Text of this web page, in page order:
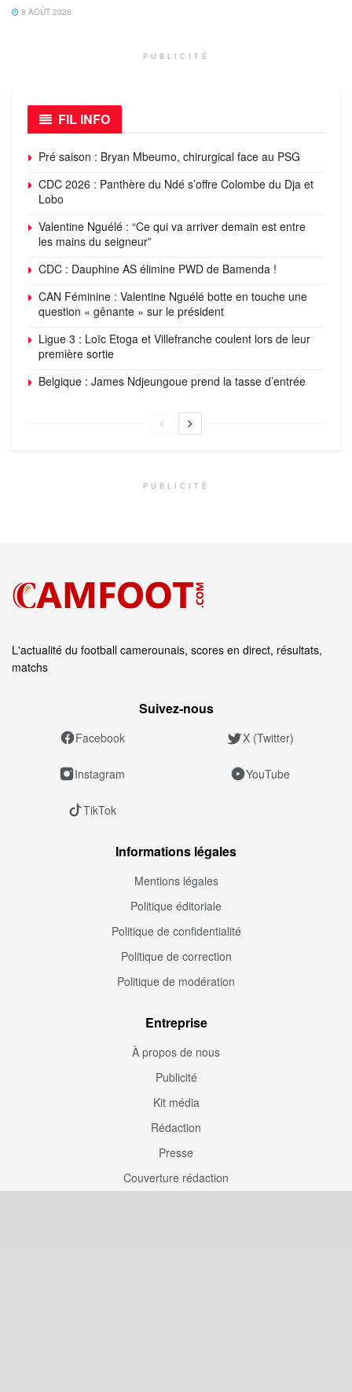
8 AOÛT 2026
PUBLICITÉ
FIL INFO
Pré saison : Bryan Mbeumo, chirurgical face au PSG
CDC 2026 : Panthère du Ndé s’offre Colombe du Dja et
Lobo
Valentine Nguélé : “Ce qui va arriver demain est entre
les mains du seigneur”
CDC : Dauphine AS élimine PWD de Bamenda !
CAN Féminine : Valentine Nguélé botte en touche une
question « gênante » sur le président
Ligue 3 : Loïc Etoga et Villefranche coulent lors de leur
première sortie
Belgique : James Ndjeungoue prend la tasse d’entrée
PUBLICITÉ
L'actualité du football camerounais, scores en direct, résultats,
matchs
Suivez‑nous
Facebook X (Twitter)
Instagram YouTube
TikTok
Informations légales
Mentions légales
Politique éditoriale
Politique de confidentialité
Politique de correction
Politique de modération
Entreprise
À propos de nous
Publicité
Kit média
Rédaction
Presse
Couverture rédaction